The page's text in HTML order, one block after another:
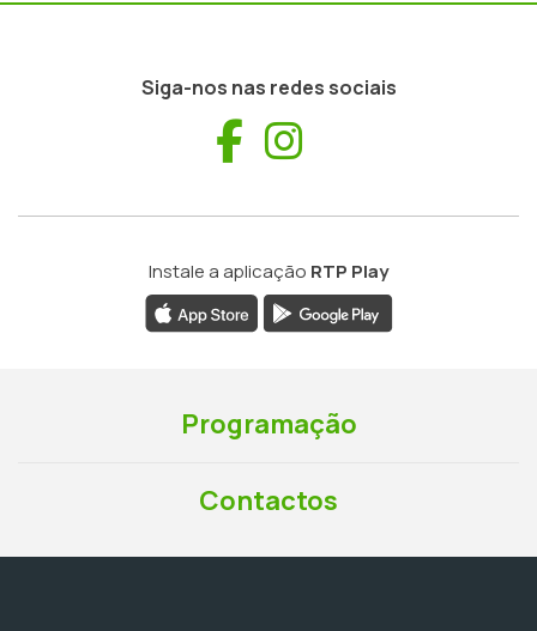
Siga-nos nas redes sociais
Facebook
Instale a aplicação RTP Play
Programação
Contactos